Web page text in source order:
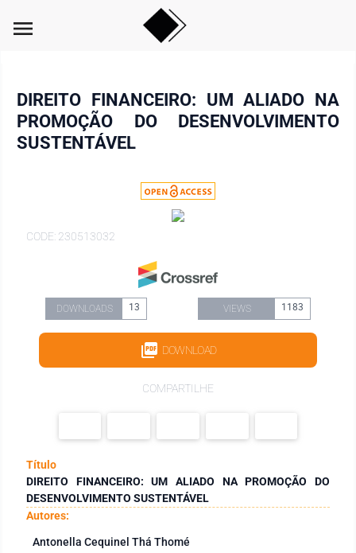
menu
DIREITO FINANCEIRO: UM ALIADO NA
PROMOÇÃO DO DESENVOLVIMENTO
SUSTENTÁVEL
CODE: 230513032
DOWNLOADS 13 VIEWS 1183
DOWNLOAD
COMPARTILHE
Título
DIREITO FINANCEIRO: UM ALIADO NA PROMOÇÃO DO
DESENVOLVIMENTO SUSTENTÁVEL
Autores:
Antonella Cequinel Thá Thomé